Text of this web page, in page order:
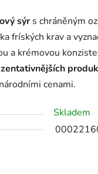
sýr s chráněným
fríských krav a
a krémovou
cenami.
Skladem